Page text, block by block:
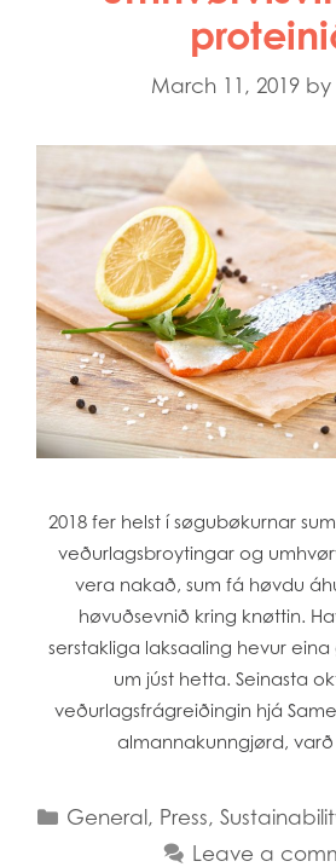
March 11, 2019 by
2018 fer helst í søgubøkurnar
veðurlagsbroytingar og
vera nakað, sum fá høvdu
høvuðsevnið kring knøttin.
serstakliga laksaaling hevur
um júst hetta. Seinasta
veðurlagsfrágreiðingin hjá
almannakunngjørd,
Categories
General, Press,
Leave a
Mowi China
Mowi Faroe
Mowi Germany
Mowi Ireland
Mowi Japan
Mowi Netherlands
Mowi Norway
Mowi Poland
Mowi Scotland
Mowi Taiwan
Mowi Turkey
Mowi USA